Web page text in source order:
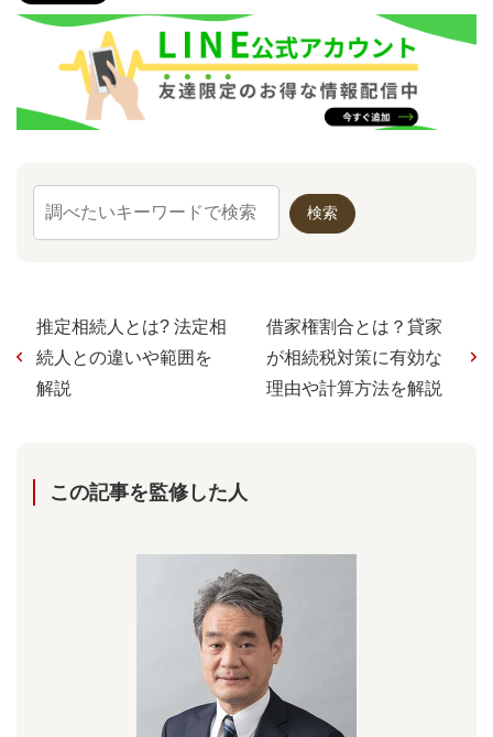
推定相続人とは? 法定相
続人との違いや範囲を
解説
借家権割合とは？貸家
が相続税対策に有効な
理由や計算方法を解説
この記事を監修した⼈